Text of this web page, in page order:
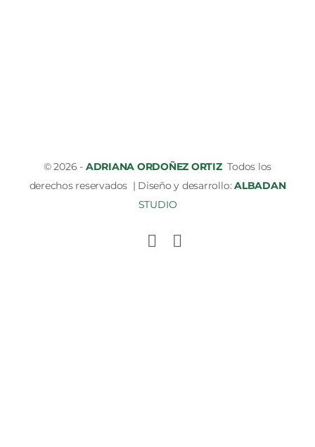
© 2026 - ADRIANA ORDOÑEZ ORTIZTodos los
derechos reservados | Diseño y desarrollo:ALBADAN
STUDIO